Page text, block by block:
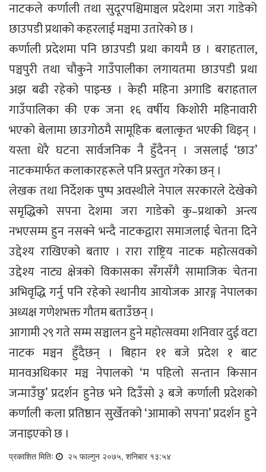
नाटकले कर्णाली तथा सुदूरपश्चिमाञ्चल प्रदेशमा जरा गाडेको
छाउपडी प्रथाको कहरलाई मञ्चमा उतारेको छ ।
कर्णाली प्रदेशमा पनि छाउपडी प्रथा कायमै छ । बराहताल,
पञ्चपुरी तथा चौकुने गाउँपालीका लगायतमा छाउपडी प्रथा
अझ बढी रहेको पाइन्छ । केही महिना अगाडि बराहताल
गाउँपालिका की एक जना १६ वर्षीय किशोरी महिनावारी
भएको बेलामा छाउगोठमै सामूहिक बलात्कृत भएकी थिइन् ।
यस्ता धेरै घटना सार्वजनिक नै हुँदैनन् । जसलाई ‘छाउ’
नाटकमार्फत कलाकारहरूले पनि प्रस्तुत गरेका छन् ।
लेखक तथा निर्देशक पुष्प अवस्थीले नेपाल सरकारले देखेको
समृद्धिको सपना देशमा जरा गाडेको कु–प्रथाको अन्त्य
नभएसम्म हुन नसक्ने भन्दै नाटकद्वारा समाजलाई चेतना दिने
उद्देश्य राखिएको बताए । रारा राष्ट्रिय नाटक महोत्सवको
उद्देश्य नाट्य क्षेत्रको विकासका सँगसँगै सामाजिक चेतना
अभिवृद्धि गर्नु पनि रहेको स्थानीय आयोजक आरङ्ग नेपालका
अध्यक्ष गणेशभक्त गौतम बताउँछन् ।
आगामी २९ गते सम्म सञ्चालन हुने महोत्सवमा शनिवार दुई वटा
नाटक मञ्चन हुँदैछन् । बिहान ११ बजे प्रदेश १ बाट
मानवअधिकार मञ्च नेपालको ‘म पहिलो सन्तान किसान
जन्माउँछु’ प्रदर्शन हुनेछ भने दिउँसो ३ बजे कर्णाली प्रदेशको
कर्णाली कला प्रतिष्ठान सुर्खेतको ‘आमाको सपना’ प्रदर्शन हुने
जनाइएको छ ।
प्रकाशित मितिः २५ फाल्गुन २०७५, शनिबार १३:५४